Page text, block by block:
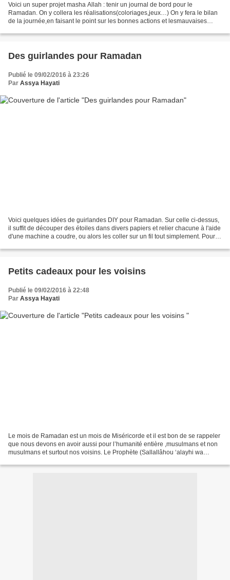
Voici un super projet masha Allah : tenir un journal de bord pour le
Ramadan. On y collera les réalisations(coloriages,jeux…) On y fera le bilan
de la journée,en faisant le point sur les bonnes actions et lesmauvaises
Des guirlandes pour Ramadan
Publié le 09/02/2016 à 23:26
Par Assya Hayati
Voici quelques idées de guirlandes DIY pour Ramadan. Sur celle ci-dessus,
il suffit de découper des étoiles dans divers papiers et relier chacune à l'aide
d'une machine a coudre, ou alors les coller sur un fil tout simplement. Pour
Petits cadeaux pour les voisins
Publié le 09/02/2016 à 22:48
Par Assya Hayati
Le mois de Ramadan est un mois de Miséricorde et il est bon de se rappeler
que nous devons en avoir aussi pour l’humanité entière ,musulmans et non
musulmans et surtout nos voisins. Le Prophète (Sallallâhou ‘alayhi wa